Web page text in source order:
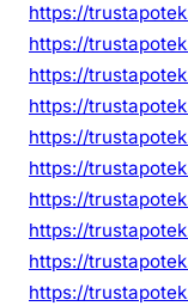
https://
https://
https://
https://
https://
https://
https://
https://
https://
https://